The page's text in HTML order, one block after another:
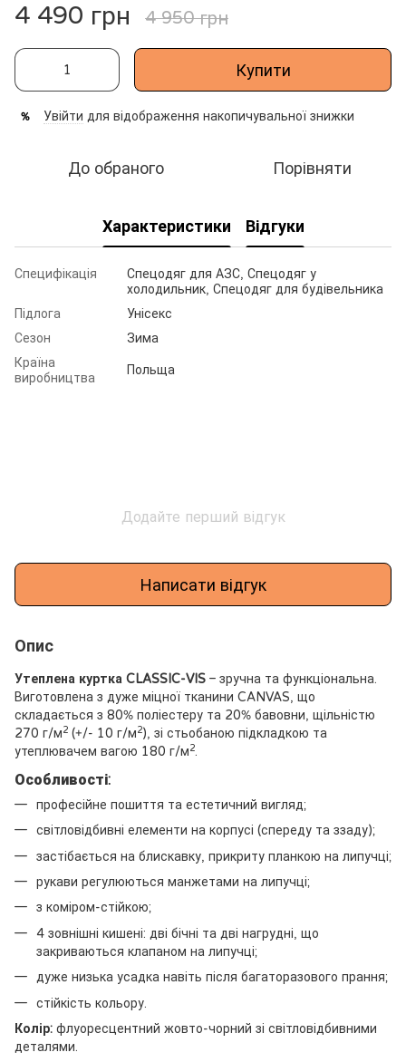
4 490 грн 4 950 грн
Купити
% Увійти для відображення накопичувальної знижки
До обраного Порівняти
Характеристики Відгуки
Специфікація
Спецодяг для АЗС, Спецодяг у
холодильник, Спецодяг для будівельника
Підлога
Унісекс
Сезон
Зима
Країна
виробництва
Польща
Додайте перший відгук
Написати відгук
Опис
Утеплена куртка CLASSIC-VIS – зручна та функціональна.
Виготовлена з дуже міцної тканини CANVAS, що
складається з 80% поліестеру та 20% бавовни, щільністю
270 г/м2 (+/- 10 г/м2), зі стьобаною підкладкою та
утеплювачем вагою 180 г/м2.
Особливості:
професійне пошиття та естетичний вигляд;
світловідбивні елементи на корпусі (спереду та ззаду);
застібається на блискавку, прикриту планкою на липучці;
рукави регулюються манжетами на липучці;
з коміром-стійкою;
4 зовнішні кишені: дві бічні та дві нагрудні, що
закриваються клапаном на липучці;
дуже низька усадка навіть після багаторазового прання;
стійкість кольору.
Колір: флуоресцентний жовто-чорний зі світловідбивними
деталями.